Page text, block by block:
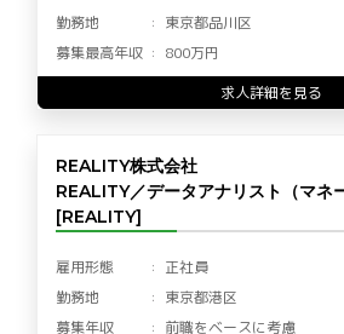
勤務地
東京都品川区
募集最高年収
800万円
求人詳細を見る
REALITY株式会社
REALITY／データアナリスト（マネ
[REALITY]
雇用形態
正社員
勤務地
東京都港区
募集年収
前職をベースに考慮